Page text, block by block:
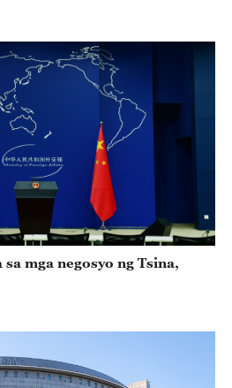
mga negosyo ng Tsina,